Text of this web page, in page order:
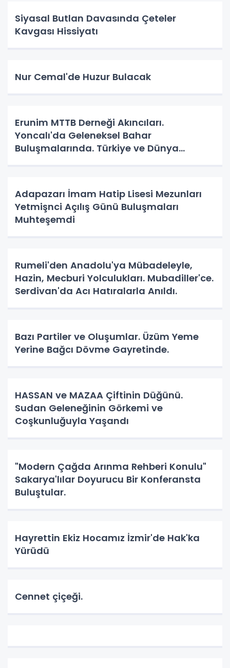
Siyasal Butlan Davasında Çeteler
Kavgası Hissiyatı
Nur Cemal'de Huzur Bulacak
Erunim MTTB Derneği Akıncıları.
Yoncalı'da Geleneksel Bahar
Buluşmalarında. Türkiye ve Dünya
Adapazarı İmam Hatip Lisesi Mezunları
Yetmişnci Açılış Günü Buluşmaları
Muhteşemdi
Rumeli'den Anadolu'ya Mübadeleyle,
Hazin, Mecburi Yolculukları. Mubadiller'ce.
Serdivan'da Acı Hatıralarla Anıldı.
Bazı Partiler ve Oluşumlar. Üzüm Yeme
Yerine Bağcı Dövme Gayretinde.
HASSAN ve MAZAA Çiftinin Düğünü.
Sudan Geleneğinin Görkemi ve
Coşkunluğuyla Yaşandı
"Modern Çağda Arınma Rehberi Konulu"
Sakarya'lılar Doyurucu Bir Konferansta
Buluştular.
Hayrettin Ekiz Hocamız İzmir'de Hak'ka
Yürüdü
Cennet çiçeği.